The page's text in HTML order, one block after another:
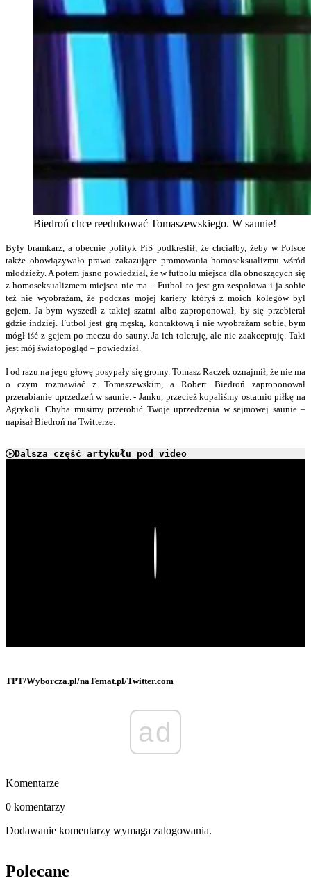
Biedroń chce reedukować Tomaszewskiego. W saunie!
Były bramkarz, a obecnie polityk PiS podkreślił, że chciałby, żeby w Polsce
także obowiązywało prawo zakazujące promowania homoseksualizmu wśród
młodzieży. A potem jasno powiedział, że w futbolu miejsca dla obnoszących się
z homoseksualizmem miejsca nie ma. - Futbol to jest gra zespołowa i ja sobie
też nie wyobrażam, że podczas mojej kariery któryś z moich kolegów był
gejem. Ja bym wyszedł z takiej szatni albo zaproponował, by się przebierał
gdzie indziej. Futbol jest grą męską, kontaktową i nie wyobrażam sobie, bym
mógł iść z gejem po meczu do sauny. Ja ich toleruję, ale nie zaakceptuję. Taki
jest mój światopogląd – powiedział.
I od razu na jego głowę posypały się gromy. Tomasz Raczek oznajmił, że nie ma
o czym rozmawiać z Tomaszewskim, a Robert Biedroń zaproponował
przerabianie uprzedzeń w saunie. - Janku, przecież kopaliśmy ostatnio piłkę na
Agrykoli. Chyba musimy przerobić Twoje uprzedzenia w sejmowej saunie –
napisał Biedroń na Twitterze.
Dalsza część artykułu pod video
TPT/Wyborcza.pl/naTemat.pl/Twitter.com
ad
Komentarze
0 komentarzy
Dodawanie komentarzy wymaga zalogowania.
Polecane